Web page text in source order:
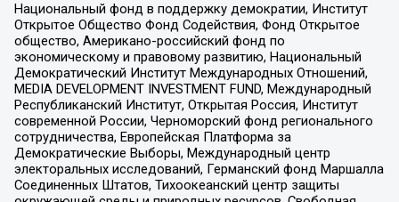
Национальный фонд в поддержку демократии, Институт
Открытое Общество Фонд Содействия, Фонд Открытое
общество, Американо-российский фонд по
экономическому и правовому развитию, Национальный
Демократический Институт Международных Отношений,
MEDIA DEVELOPMENT INVESTMENT FUND, Международный
Республиканский Институт, Открытая Россия, Институт
современной России, Черноморский фонд регионального
сотрудничества, Европейская Платформа за
Демократические Выборы, Международный центр
электоральных исследований, Германский фонд Маршалла
Соединенных Штатов, Тихоокеанский центр защиты